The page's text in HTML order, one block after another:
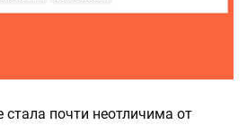
почти неотличима от